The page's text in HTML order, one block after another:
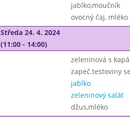
jablko,moučník
ovocný čaj, mléko
Středa 24. 4. 2024
(11:00 - 14:00)
zeleninová s
zapeč.testoviny
jablko
zeleninový salát
džus,mléko